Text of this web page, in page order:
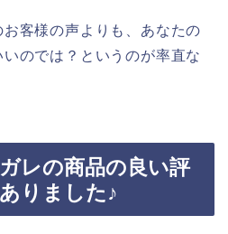
客様の声よりも、あなたの
のでは？というのが率直な
レの商品の良い評
りました♪